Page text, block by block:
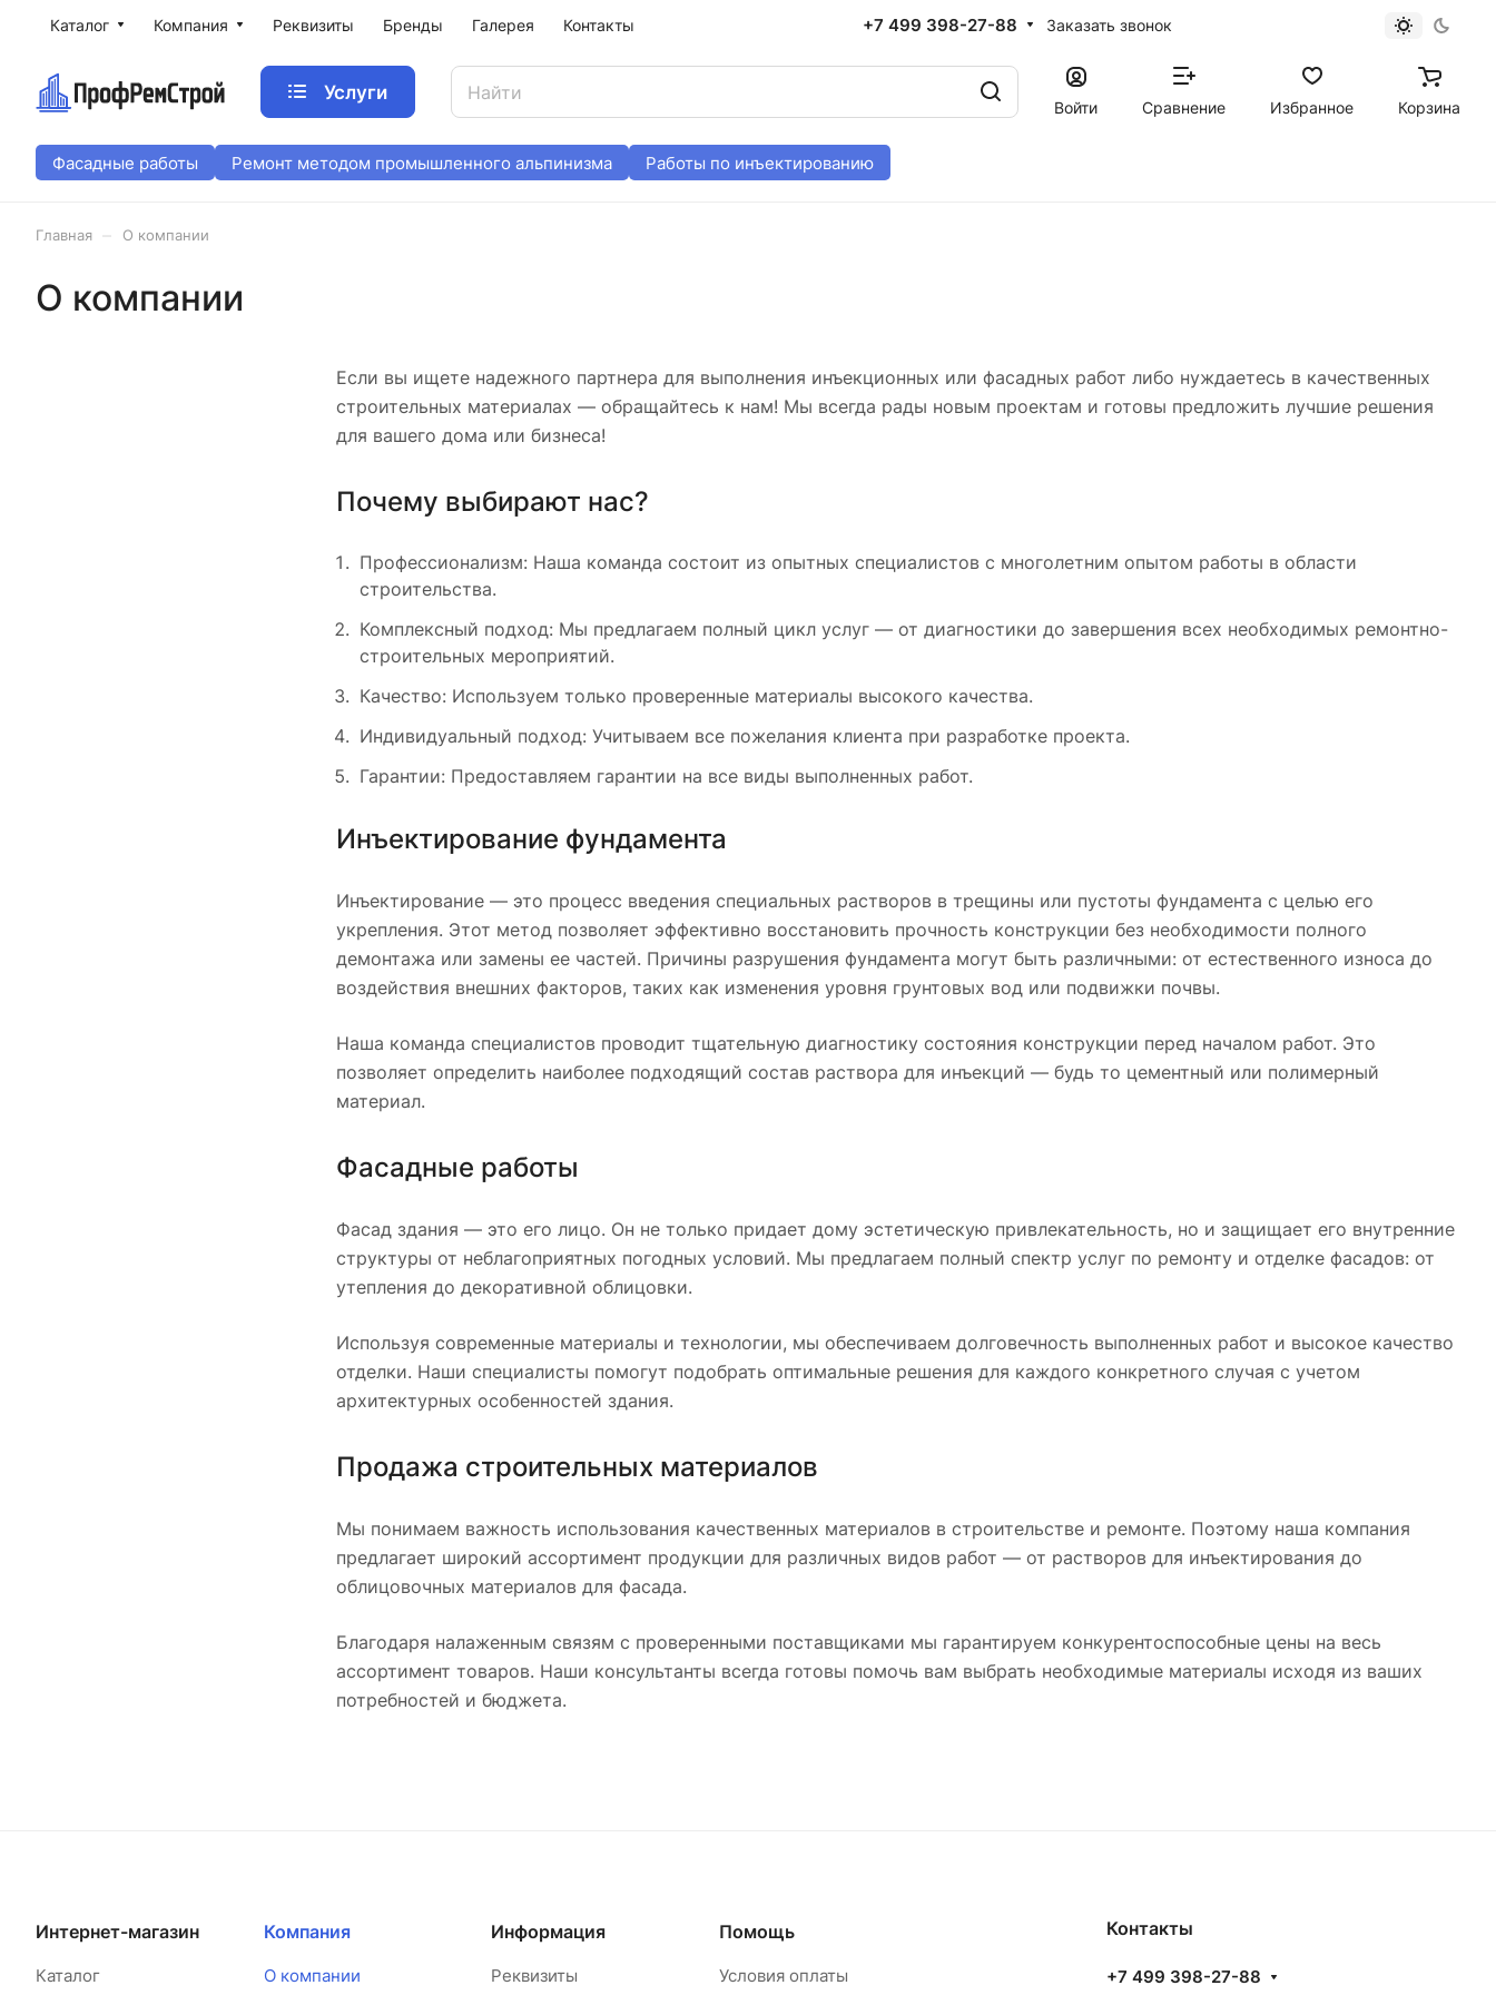
Каталог Компания Реквизиты Бренды Галерея Контакты +7 499 398-27-88 Заказать звонок
Услуги
Войти Сравнение Избранное Корзина
Фасадные работы Ремонт методом промышленного альпинизма Работы по инъектированию
Главная О компании
О компании
Если вы ищете надежного партнера для выполнения инъекционных или фасадных работ либо нуждаетесь в качественных
строительных материалах — обращайтесь к нам! Мы всегда рады новым проектам и готовы предложить лучшие решения
для вашего дома или бизнеса!
Почему выбирают нас?
Профессионализм: Наша команда состоит из опытных специалистов с многолетним опытом работы в области
строительства.
Комплексный подход: Мы предлагаем полный цикл услуг — от диагностики до завершения всех необходимых ремонтно-
строительных мероприятий.
Качество: Используем только проверенные материалы высокого качества.
Индивидуальный подход: Учитываем все пожелания клиента при разработке проекта.
Гарантии: Предоставляем гарантии на все виды выполненных работ.
Инъектирование фундамента
Инъектирование — это процесс введения специальных растворов в трещины или пустоты фундамента с целью его
укрепления. Этот метод позволяет эффективно восстановить прочность конструкции без необходимости полного
демонтажа или замены ее частей. Причины разрушения фундамента могут быть различными: от естественного износа до
воздействия внешних факторов, таких как изменения уровня грунтовых вод или подвижки почвы.
Наша команда специалистов проводит тщательную диагностику состояния конструкции перед началом работ. Это
позволяет определить наиболее подходящий состав раствора для инъекций — будь то цементный или полимерный
материал.
Фасадные работы
Фасад здания — это его лицо. Он не только придает дому эстетическую привлекательность, но и защищает его внутренние
структуры от неблагоприятных погодных условий. Мы предлагаем полный спектр услуг по ремонту и отделке фасадов: от
утепления до декоративной облицовки.
Используя современные материалы и технологии, мы обеспечиваем долговечность выполненных работ и высокое качество
отделки. Наши специалисты помогут подобрать оптимальные решения для каждого конкретного случая с учетом
архитектурных особенностей здания.
Продажа строительных материалов
Мы понимаем важность использования качественных материалов в строительстве и ремонте. Поэтому наша компания
предлагает широкий ассортимент продукции для различных видов работ — от растворов для инъектирования до
облицовочных материалов для фасада.
Благодаря налаженным связям с проверенными поставщиками мы гарантируем конкурентоспособные цены на весь
ассортимент товаров. Наши консультанты всегда готовы помочь вам выбрать необходимые материалы исходя из ваших
потребностей и бюджета.
Интернет-магазин
Каталог
Компания
О компании
Информация
Реквизиты
Помощь
Условия оплаты
Контакты
+7 499 398-27-88